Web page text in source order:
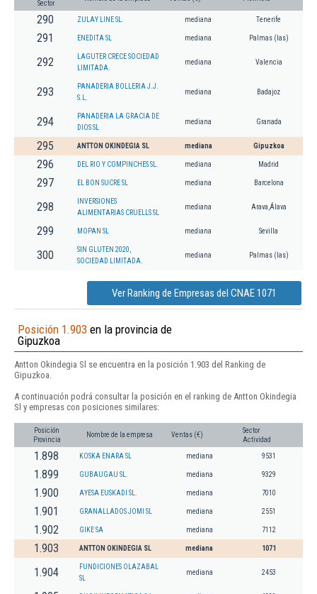
Sector
290 ZULAY LINE SL. mediana Tenerife
291 ENEDITA SL mediana Palmas (las)
292
LAGUTER CRECE SOCIEDAD
LIMITADA.
mediana Valencia
293
PANADERIA BOLLERIA J.J.
S.L.
mediana Badajoz
294
PANADERIA LA GRACIA DE
DIOS SL
mediana Granada
295 ANTTON OKINDEGIA SL mediana Gipuzkoa
296 DEL RIO Y COMPINCHES SL. mediana Madrid
297 EL BON SUCRE SL mediana Barcelona
298
INVERSIONES
ALIMENTARIAS CRUELLS SL
mediana Arava,Álava
299 MOPAN SL mediana Sevilla
300
SIN GLUTEN 2020,
SOCIEDAD LIMITADA.
mediana Palmas (las)
Ver Ranking de Empresas del CNAE 1071
Posición 1.903 en la provincia de
Gipuzkoa
Antton Okindegia Sl se encuentra en la posición 1.903 del Ranking de
Gipuzkoa.
A continuación podrá consultar la posición en el ranking de Antton Okindegia
Sl y empresas con posiciones similares:
Posición
Provincia
Nombre de la empresa Ventas (€)
Sector
Actividad
1.898 KOSKA ENARA SL mediana 9531
1.899 GUBAUGAU SL. mediana 9329
1.900 AYESA EUSKADI SL. mediana 7010
1.901 GRANALLADOS JOMI SL mediana 2551
1.902 GIKE SA mediana 7112
1.903 ANTTON OKINDEGIA SL mediana 1071
1.904
FUNDICIONES OLAZABAL
SL
mediana 2453